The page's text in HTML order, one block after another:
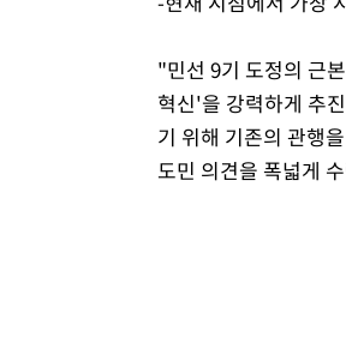
"민선 9기 도정의 근
혁신'을 강력하게 추
기 위해 기존의 관행
도민 의견을 폭넓게